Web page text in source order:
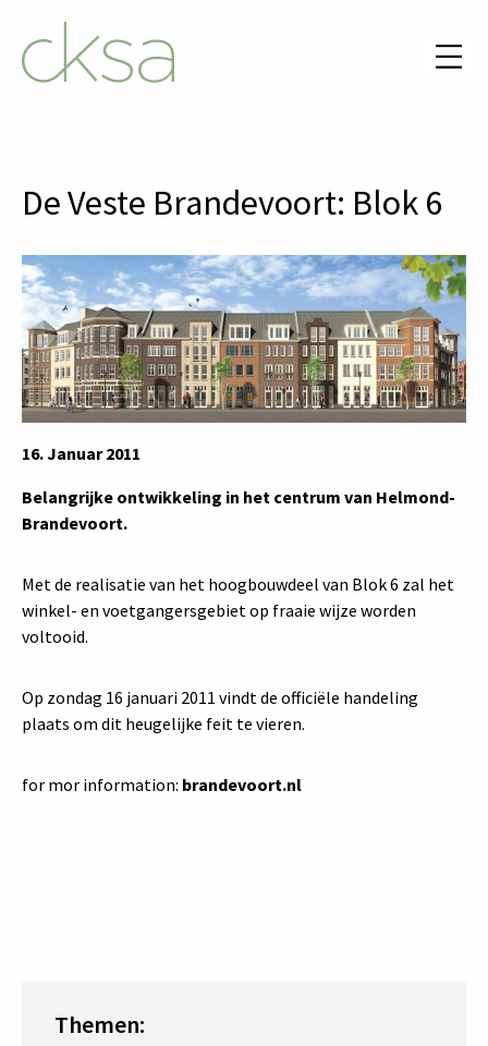
De Veste Brandevoort: Blok 6
16. Januar 2011
Belangrijke ontwikkeling in het centrum van Helmond-
Brandevoort.
Met de realisatie van het hoogbouwdeel van Blok 6 zal het
winkel- en voetgangersgebiet op fraaie wijze worden
voltooid.
Op zondag 16 januari 2011 vindt de officiële handeling
plaats om dit heugelijke feit te vieren.
for mor information: brandevoort.nl
Themen: